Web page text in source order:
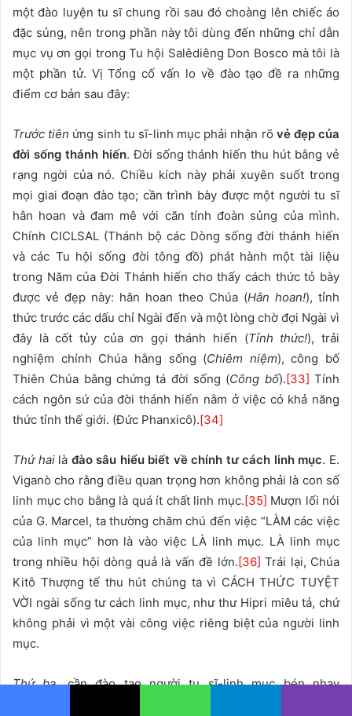
một đào luyện tu sĩ chung rồi sau đó choàng lên chiếc áo
đặc sủng, nên trong phần này tôi dùng đến những chỉ dẫn
mục vụ ơn gọi trong Tu hội Salêdiêng Don Bosco mà tôi là
một phần tử. Vị Tổng cố vấn lo về đào tạo đề ra những
điểm cơ bản sau đây:
Trước tiên ứng sinh tu sĩ-linh mục phải nhận rõ vẻ đẹp của
đời sống thánh hiến. Đời sống thánh hiến thu hút bằng vẻ
rạng ngời của nó. Chiều kích này phải xuyên suốt trong
mọi giai đoạn đào tạo; cần trình bày được một người tu sĩ
hân hoan và đam mê với căn tính đoàn sủng của mình.
Chính CICLSAL (Thánh bộ các Dòng sống đời thánh hiến
và các Tu hội sống đời tông đồ) phát hành một tài liệu
trong Năm của Đời Thánh hiến cho thấy cách thức tỏ bày
được vẻ đẹp này: hân hoan theo Chúa (Hân hoan!), tỉnh
thức trước các dấu chỉ Ngài đến và một lòng chờ đợi Ngài vì
đây là cốt tủy của ơn gọi thánh hiến (Tỉnh thức!), trải
nghiệm chính Chúa hằng sống (Chiêm niệm), công bố
Thiên Chúa bằng chứng tá đời sống (Công bố).[33] Tính
cách ngôn sứ của đời thánh hiến nằm ở việc có khả năng
thức tỉnh thế giới. (Đức Phanxicô).[34]
Thứ hailà đào sâu hiểu biết về chính tư cách linh mục. E.
Viganò cho rằng điều quan trọng hơn không phải là con số
linh mục cho bằng là quá ít chất linh mục.[35] Mượn lối nói
của G. Marcel, ta thường chăm chú đến việc “LÀM các việc
của linh mục” hơn là vào việc LÀ linh mục. LÀ linh mục
trong nhiều hội dòng quả là vấn đề lớn.[36] Trái lại, Chúa
Kitô Thượng tế thu hút chúng ta vì CÁCH THỨC TUYỆT
VỜI ngài sống tư cách linh mục, như thư Hipri miêu tả, chứ
không phải vì một vài công việc riêng biệt của người linh
mục.
Thứ ba,cần đào tạo người tu sĩ-linh mục bén nhạy